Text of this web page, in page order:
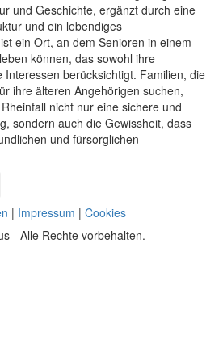
und Geschichte, ergänzt durch eine
und ein lebendiges
ein Ort, an dem Senioren in einem
können, das sowohl ihre
Interessen berücksichtigt. Familien, die
ihre älteren Angehörigen suchen,
nicht nur eine sichere und
sondern auch die Gewissheit, dass
und fürsorglichen
| Impressum | Cookies
- Alle Rechte vorbehalten.